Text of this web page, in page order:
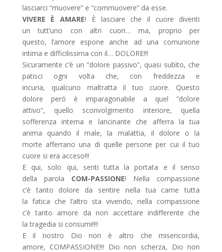
lasciarci “muovere” e “commuovere” da esse.
VIVERE È AMARE! È lasciare che il cuore diventi
un tutt’uno con altri cuori… ma, proprio per
questo, l’amore espone anche ad una comunione
intima e difficilissima con il… DOLORE!!!
Sicuramente c’è un “dolore passivo”, quasi subìto, che
patisci ogni volta che, con freddezza e
incuria, qualcuno maltratta il tuo cuore. Questo
dolore peró è imparagonabile a quel “dolore
attivo”, quello sconvolgimento interiore, quella
sofferenza interna e lancinante che afferra la tua
anima quando il male, la malattia, il dolore o la
morte afferrano una di quelle persone per cui il tuo
cuore si era acceso!!!
E qui, solo qui, senti tutta la portata e il senso
della parola COM-PASSIONE! Nella compassione
c’è tanto dolore da sentire nella tua carne tutta
la fatica che l’altro sta vivendo, nella compassione
c’è tanto amore da non accettare indifferente che
la tragedia si consumi!!!!
E il nostro Dio non è altro che misericordia,
amore, COMPASSIONE!!! Dio non scherza, Dio non